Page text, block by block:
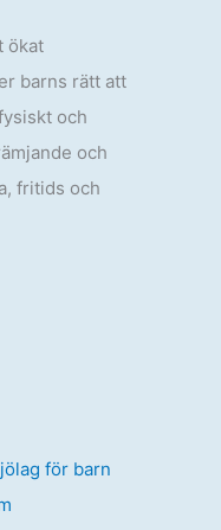
ökat
barns rätt att
och
och
fritids och
för barn